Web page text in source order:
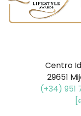
Centro
29651
(+34) 951